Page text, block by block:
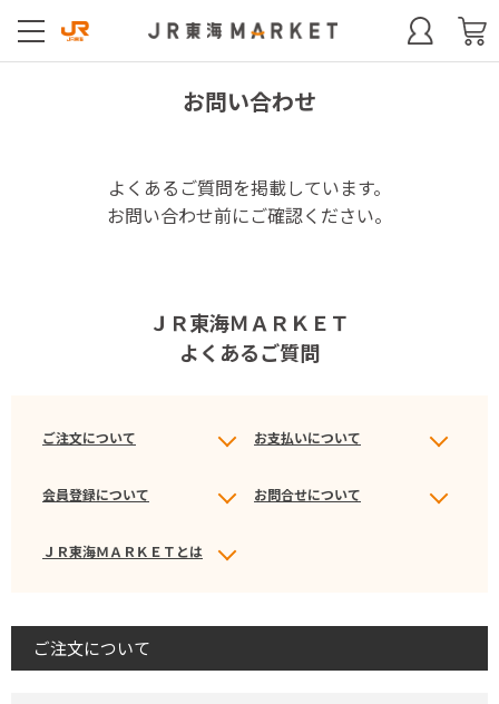
お問い合わせ
よくあるご質問を掲載しています。
お問い合わせ前にご確認ください。
ＪＲ東海ＭＡＲＫＥＴ
よくあるご質問
ご注文について お支払いについて
会員登録について お問合せについて
ＪＲ東海ＭＡＲＫＥＴとは
ご注文について